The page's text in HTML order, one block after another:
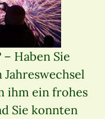
Haben Sie
ihm ein frohes
Sie konnten